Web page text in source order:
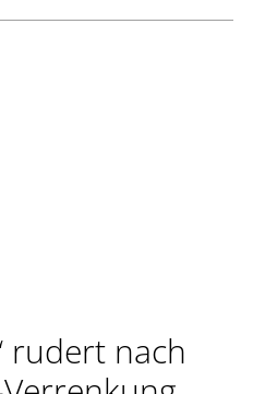
rudert nach